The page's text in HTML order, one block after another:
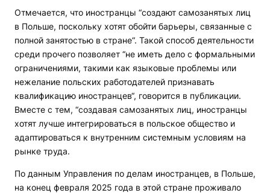
Отмечается, что иностранцы “создают самозанятых лиц
в Польше, поскольку хотят обойти барьеры, связанные с
полной занятостью в стране“. Такой способ деятельности
среди прочего позволяет “не иметь дело с формальными
ограничениями, такими как языковые проблемы или
нежелание польских работодателей признавать
квалификацию иностранцев“, говорится в публикации.
Вместе с тем, “создавая самозанятых лиц, иностранцы
хотят лучше интегрироваться в польское общество и
адаптироваться к внутренним системным условиям на
рынке труда.
По данным Управления по делам иностранцев, в Польше,
на конец февраля 2025 года в этой стране проживало